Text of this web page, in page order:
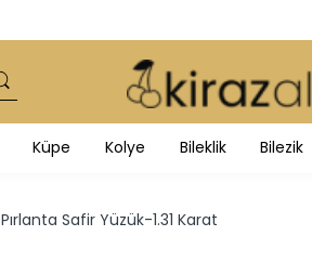
Küpe Kolye Bileklik Bilezik
Pırlanta Safir Yüzük-1.31 Karat